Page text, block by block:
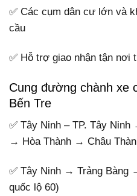
✅ Các cụm dân cư lớn và
cầu
✅ Hỗ trợ giao nhận tận nơi
Cung đường chành xe
Bến Tre
✅ Tây Ninh – TP. Tây
→ Hòa Thành → Châu
✅ Tây Ninh → Trảng Bàng
quốc lộ 60)